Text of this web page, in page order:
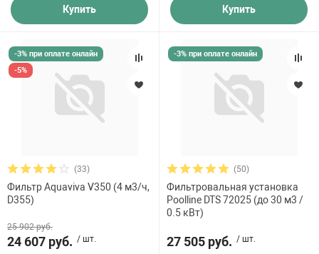
Купить Купить
-3% при оплате онлайн
-5%
(33)
Фильтр Aquaviva V350 (4 м3/ч,
D355)
25 902 руб.
24 607 руб. / шт.
-3% при оплате онлайн
(50)
Фильтровальная установка
Poolline DTS 72025 (до 30 м3 /
0.5 кВт)
27 505 руб. / шт.